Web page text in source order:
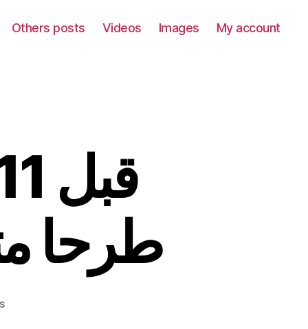
Others posts Videos Images My account
طرحا
on